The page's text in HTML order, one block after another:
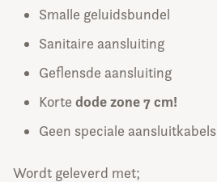
Smalle geluidsbundel
Sanitaire aansluiting
Geflensde aansluiting
Korte dode zone 7 cm!
Geen speciale aansluitkabels
Wordt geleverd met;